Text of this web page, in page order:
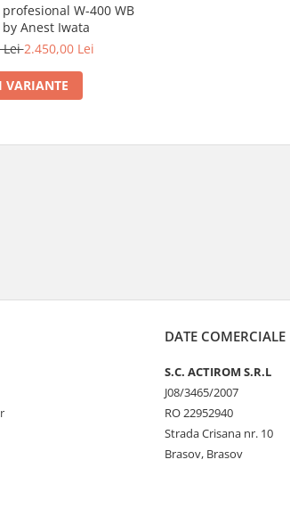
W-400 WB
Anest Iwata
Lei2.450,00 Lei
VARIANTE
DATE COMERCIALE
S.C. ACTIROM S.R.L
J08/3465/2007
RO 22952940
Strada Crisana nr. 10
Brasov, Brasov